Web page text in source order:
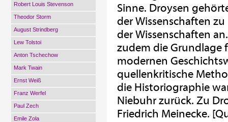
Robert Louis Stevenson
Theodor Storm
August Strindberg
Lew Tolstoi
Anton Tschechow
Mark Twain
Ernst Weiß
Franz Werfel
Paul Zech
Emile Zola
Sinne. Droysen
der Wissenschaften
der Wissenschaften
zudem die Grundlage
modernen
quellenkritische
die Historiographie
Niebuhr zurück. Zu
Friedrich Meinecke.